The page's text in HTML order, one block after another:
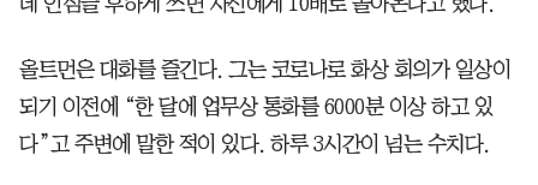
올트먼은 대화를 즐긴다. 그는 코로나로 화상 회의가 일상이
되기 이전에 “한 달에 업무상 통화를 6000분 이상 하고 있
다”고 주변에 말한 적이 있다. 하루 3시간이 넘는 수치다.